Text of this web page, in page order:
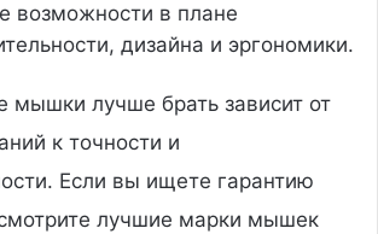
возможности в плане
дизайна и эргономики.
мышки лучше брать зависит от
к точности и
Если вы ищете гарантию
лучшие марки мышек